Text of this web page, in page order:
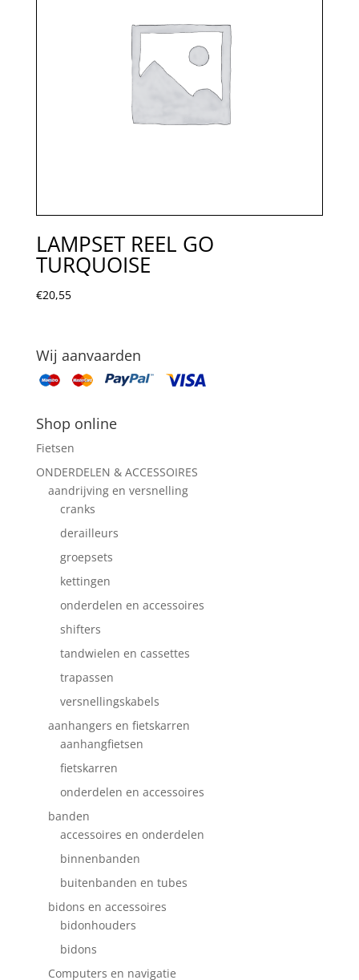
LAMPSET REEL GO
TURQUOISE
€20,55
Wij aanvaarden
Shop online
Fietsen
ONDERDELEN & ACCESSOIRES
aandrijving en versnelling
cranks
derailleurs
groepsets
kettingen
onderdelen en accessoires
shifters
tandwielen en cassettes
trapassen
versnellingskabels
aanhangers en fietskarren
aanhangfietsen
fietskarren
onderdelen en accessoires
banden
accessoires en onderdelen
binnenbanden
buitenbanden en tubes
bidons en accessoires
bidonhouders
bidons
Computers en navigatie